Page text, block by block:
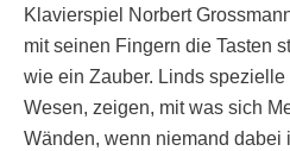
Klavierspiel Norbert
mit seinen Fingern die Tasten
wie ein Zauber. Linds
Wesen, zeigen, mit was sich
Wänden, wenn niemand dabei